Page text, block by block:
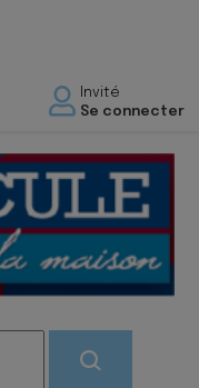
Invité
Se connecter